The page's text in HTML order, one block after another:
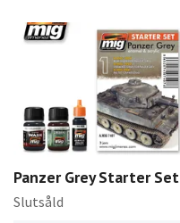
Panzer Grey Starter Set
Slutsåld